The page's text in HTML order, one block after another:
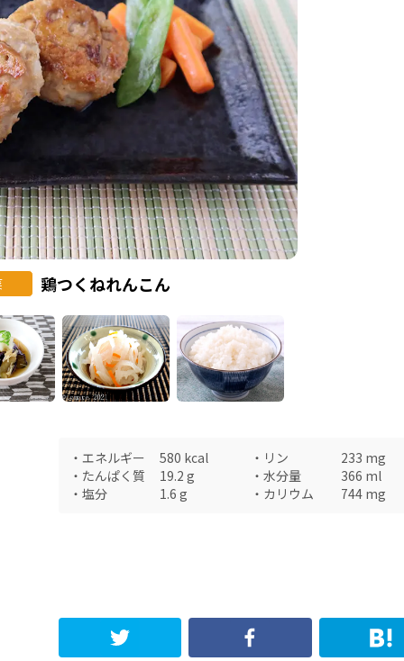
鶏つくねれんこん
・ エネルギー 580 kcal ・ リン 233 mg
・ たんぱく質 19.2 g ・ 水分量 366 ml
・ 塩分 1.6 g ・ カリウム 744 mg